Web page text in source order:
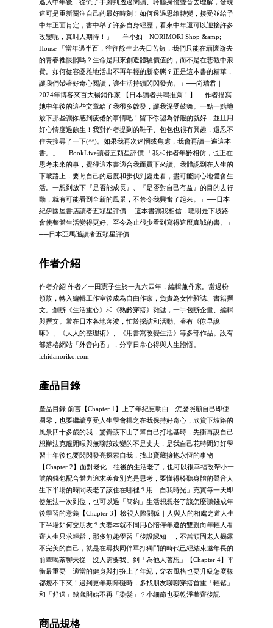
邁入中年後，從慌了手腳到透過閱讀、聆聽身體聲音去理解，發現
這可是重新關注自己的最好時刻！如何透過思維轉變，接受並給予
中年正面肯定，書中舉了許多自身經歷，看來中年還可以迎接許多
改變呢，真叫人期待！」──羊小如｜NORIMORI Shop &amp;
House 「當年過半百，往往餘生比去日苦短，我們只能在緬懷逝去
的青春裡悵惘嗎？生命是用來創造體驗價值的，而不是在悲觀中浪
費。如何從容優雅地活出不再年輕的新姿態？正是這本書的精華，
讓我們帶著好奇心閱讀，讓生活持續閃閃發光。」──尚瑞君｜
2024年博客來百大暢銷作家 【日本讀者共鳴推薦！】 「作者描寫
她中年後的這些文章給了我很多啟發，讓我深受鼓舞。一點一點地
放下那些讓你感到疲倦的事情吧！留下你認為舒服的就好，並且用
好心情度過餘生！我對作者提到的鞋子、包包也很有興趣，還忍不
住去搜尋了一下(^^)。如果我再次迷惘或焦慮，我會再讀一遍這本
書。」──BookLive讀者五顆星評價 「我和作者年齡相仿，也正在
思考未來的事，覺得這本書適合我而買下來讀。我體認到在人生的
下坡路上，要照自己的速度和步伐到處走看，盡可能開心地體會生
活。一想到放下『是否能成長』、『是否對自己有益』的目的去行
動，就有可能看到全新的風景，不禁令我興奮了起來。」──日本
紀伊國屋書店讀者五顆星評價 「這本書讓我相信，聰明走下坡路
會使整體生活變得更好。至今為止很少看到寫得這麼真誠的書。」
──日本亞馬遜讀者五顆星評價
作者介紹
作者介紹 作者／一田憲子生於一九六四年，編輯兼作家。當過粉
領族，轉入編輯工作室後成為自由作家，負責為女性雜誌、書籍撰
文。創辦《生活重心》和《熟齡穿搭》雜誌，一手包辦企畫、編輯
與撰文。常在日本各地奔波，忙於採訪和活動。著有《你早說
嘛》、《大人的整理術》、《用書寫改變生活》等多部作品。設有
部落格網站「外音內香」，分享日常心得與人生體悟。
ichidanoriko.com
產品目錄
產品目錄 前言【Chapter 1】上了年紀更明白｜怎麼照顧自己即使
凋零，也要繼續享受人生學會操之在我保持好奇心，欣賞下坡路的
風景四十多歲的我，驚覺該下山了幫自己打地基時，先衝再說自己
想辦法克服閒暇與無聊該改變的不是丈夫，是我自己花時間好好學
習十年後也要閃閃發亮探索自我，找出寶藏擁抱永恆的事物
【Chapter 2】面對老化｜往後的生活老了，也可以很幸福改帶小一
號的錢包配合體力追求美食別光是思考，要懂得聆聽身體的聲音人
生下半場的時間表老了該住在哪裡？用「自我時光」充實每一天即
使無法一次到位，也可以過「簡約」生活想想老了該怎麼賺錢成年
後學習的意義【Chapter 3】檢視人際關係｜人與人的相處之道人生
下半場如何交朋友？夫妻本就不同用心陪伴年邁的雙親向年輕人看
齊人生只求輕鬆，那多無趣學習「後設認知」，不當頑固老人揭露
不完美的自己，就是在尋找同伴單打獨鬥的時代已經結束邀年長的
前輩喝茶聊天從「沒人需要我」到「為他人著想」【Chapter 4】平
衡最重要｜適當的健身與打扮上了年紀，穿衣風格也要升級怎麼樣
都瘦不下來！遇到更年期障礙時，多找朋友聊聊穿搭首重「輕鬆」
和「舒適」幾歲開始不再「染髮」？小細節也要乾淨整齊後記
商品規格